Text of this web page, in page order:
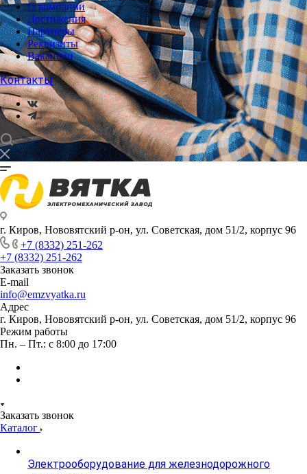
О компании
Достижения
Партнеры
Реквизиты
Вакансии
Контакты
г. Киров, Нововятский р-он, ул. Советская, дом 51/2, корпус 96
+7 (8332) 251-262
+7 (8332) 251-262
Заказать звонок
E-mail
info@emzvyatka.ru
Адрес
г. Киров, Нововятский р-он, ул. Советская, дом 51/2, корпус 96
Режим работы
Пн. – Пт.: с 8:00 до 17:00
Заказать звонок
Каталог
Электрооборудование для железнодорожного